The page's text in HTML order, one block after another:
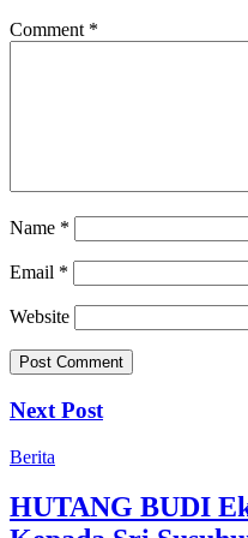
Comment *
Name *
Email *
Website
Next Post
Berita
HUTANG BUDI